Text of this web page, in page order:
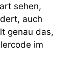
sehen,
auch
genau das,
im